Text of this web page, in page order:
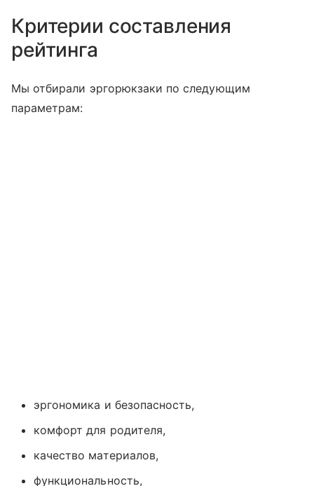
Критерии составления
рейтинга
Мы отбирали эргорюкзаки по следующим
параметрам:
эргономика и безопасность,
комфорт для родителя,
качество материалов,
функциональность,